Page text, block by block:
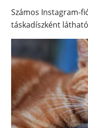
Számos Instagram-
táskadíszként